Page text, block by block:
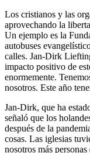
Los cristianos y las
aprovechando la
Un ejemplo es la
autobuses
calles. Jan-Dirk
impacto positivo de
enormemente.
nosotros. Este año
Jan-Dirk, que ha
señaló que los
después de la
cosas. Las iglesias
nosotros más